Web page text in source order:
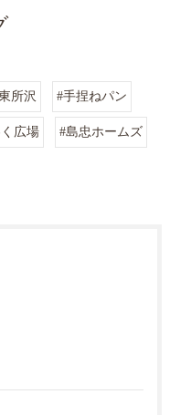
所沢 #手捏ねパン
広場 #島忠ホームズ